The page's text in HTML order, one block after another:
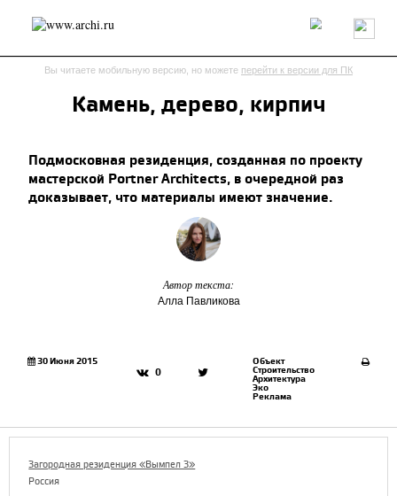
Россия Мир Технологии Интерьер Пресса
Архитекторы
Журнал
Интервью Исследование
Мнение
Обзор
Объект
Результаты конкурса
Репортаж
Иностранцы в России
Образование
Вы читаете мобильную версию, но можете перейти к версии для ПК
Камень, дерево, кирпич
Подмосковная резиденция, созданная по проекту
мастерской Portner Architects, в очередной раз
доказывает, что материалы имеют значение.
Автор текста:
Алла Павликова
30 Июня 2015
0
Объект
Строительство
Архитектура
Эко
Реклама
Загородная резиденция «Вымпел 3»
Россия